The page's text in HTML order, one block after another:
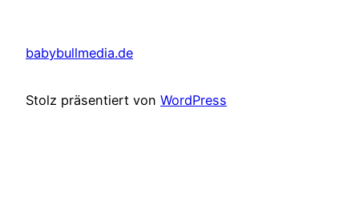
babybullmedia.de
Stolz präsentiert von WordPress